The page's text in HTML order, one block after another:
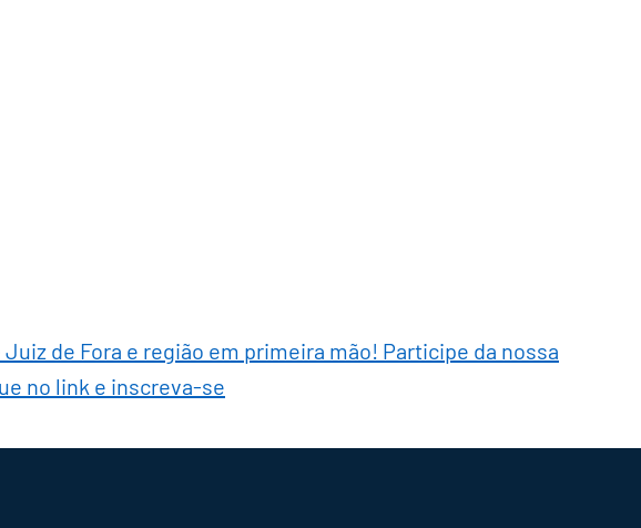
de Fora e região em primeira mão! Participe da nossa
no link e inscreva-se